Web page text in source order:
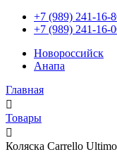
+7 (989) 241-16-
+7 (989) 241-16-
Новороссийск
Анапа
Главная
Товары
Коляска Carrello